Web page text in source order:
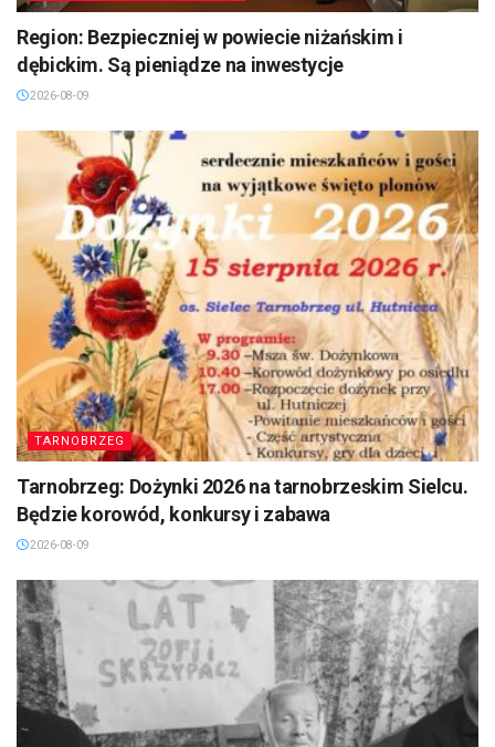
Region: Bezpieczniej w powiecie niżańskim i
dębickim. Są pieniądze na inwestycje
2026-08-09
TARNOBRZEG
Tarnobrzeg: Dożynki 2026 na tarnobrzeskim Sielcu.
Będzie korowód, konkursy i zabawa
2026-08-09